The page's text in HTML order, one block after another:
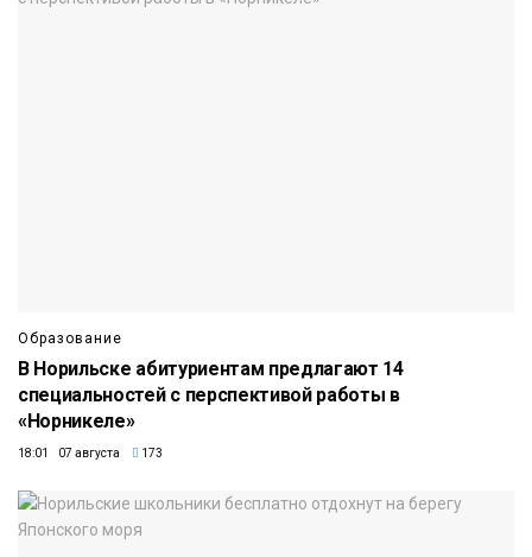
Образование
В Норильске абитуриентам предлагают 14
специальностей с перспективой работы в
«Норникеле»
18:01 07 августа 173